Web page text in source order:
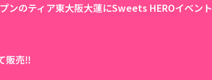
ンのティア東大阪大蓮にSweets HEROイベント
販売‼️